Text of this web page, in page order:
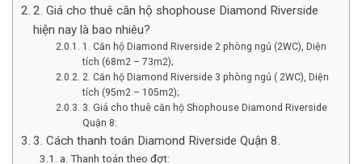
2. Giá cho thuê căn hộ shophouse Diamond Riverside
hiện nay là bao nhiêu?
1. Căn hộ Diamond Riverside 2 phòng ngủ (2WC), Diện
tích (68m2 – 73m2);
2. Căn hộ Diamond Riverside 3 phòng ngủ ( 2WC), Diện
tích (95m2 – 105m2);
3. Giá cho thuê căn hộ Shophouse Diamond Riverside
Quận 8:
3. Cách thanh toán Diamond Riverside Quận 8.
a. Thanh toán theo đợt: